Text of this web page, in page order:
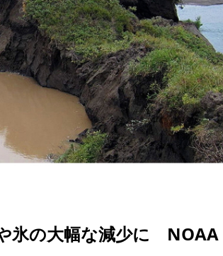
氷の大幅な減少に NOAA